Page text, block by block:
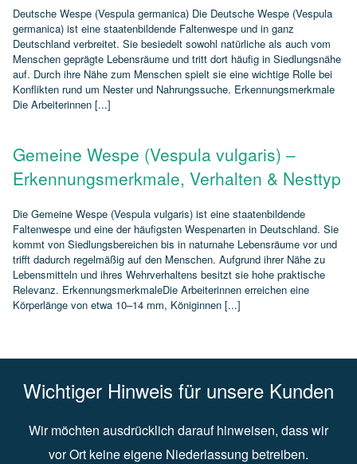
Deutsche Wespe (Vespula germanica) Die Deutsche Wespe (Vespula
germanica) ist eine staatenbildende Faltenwespe und in ganz
Deutschland verbreitet. Sie besiedelt sowohl natürliche als auch vom
Menschen geprägte Lebensräume und tritt dort häufig in Siedlungsnähe
auf. Durch ihre Nähe zum Menschen spielt sie eine wichtige Rolle bei
Konflikten rund um Nester und Nahrungssuche. Erkennungsmerkmale
Die Arbeiterinnen [...]
Gemeine Wespe (Vespula vulgaris) –
Erkennungsmerkmale, Verhalten & Nesttyp
Die Gemeine Wespe (Vespula vulgaris) ist eine staatenbildende
Faltenwespe und eine der häufigsten Wespenarten in Deutschland. Sie
kommt von Siedlungsbereichen bis in naturnahe Lebensräume vor und
trifft dadurch regelmäßig auf den Menschen. Aufgrund ihrer Nähe zu
Lebensmitteln und ihres Wehrverhaltens besitzt sie hohe praktische
Relevanz. ErkennungsmerkmaleDie Arbeiterinnen erreichen eine
Körperlänge von etwa 10–14 mm, Königinnen [...]
Wichtiger Hinweis für unsere Kunden
Wir möchten ausdrücklich darauf hinweisen, dass wir
vor Ort keine eigene Niederlassung betreiben.